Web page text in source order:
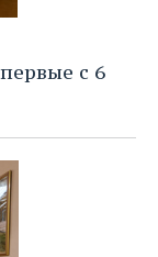
с 6